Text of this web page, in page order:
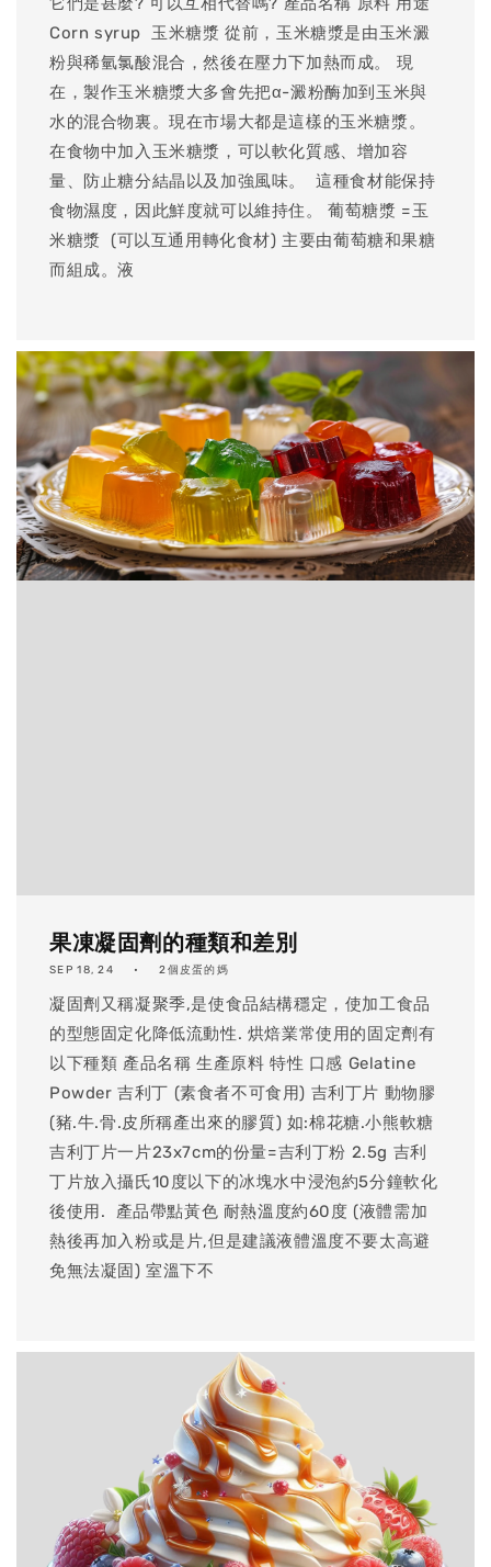
Corn syrup ​ 玉米糖漿 從前，玉米糖漿是由玉米澱
粉與稀氫氯酸混合，然後在壓力下加熱而成。 現
在，製作玉米糖漿大多會先把α-澱粉酶加到玉米與
水的混合物裏。現在市場大都是這樣的玉米糖漿。
在食物中加入玉米糖漿，可以軟化質感、增加容
量、防止糖分結晶以及加強風味。 ​ 這種食材能保持
食物濕度，因此鮮度就可以維持住。 葡萄糖漿 =玉
米糖漿 ​ (可以互通用轉化食材) 主要由葡萄糖和果糖
而組成。液
果凍凝固劑的種類和差別
SEP 18, 24 2個皮蛋的媽
凝固劑又稱凝聚季,是使食品結構穩定，使加工食品
的型態固定化降低流動性. 烘焙業常使用的固定劑有
以下種類 產品名稱 生產原料 特性 口感 Gelatine
Powder 吉利丁 (素食者不可食用) 吉利丁片 動物膠
(豬.牛.骨.皮所稱產出來的膠質) 如:棉花糖.小熊軟糖
吉利丁片一片23x7cm的份量=吉利丁粉 2.5g 吉利
丁片放入攝氏10度以下的冰塊水中浸泡約5分鐘軟化
後使用. ​ 產品帶點黃色 耐熱溫度約60度 (液體需加
熱後再加入粉或是片,但是建議液體溫度不要太高避
免無法凝固) 室溫下不